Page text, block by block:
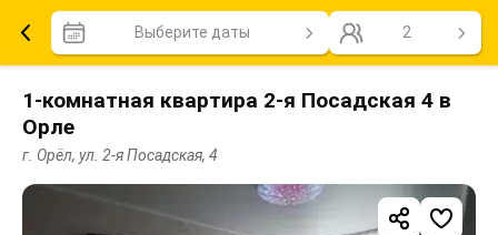
Выберите даты 2
1-комнатная квартира 2-я Посадская 4 в
Орле
г. Орёл, ул. 2-я Посадская, 4